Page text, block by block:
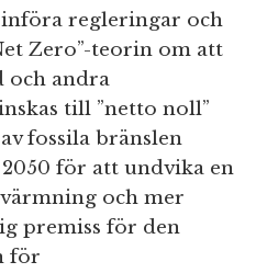
regleringar och
Zero”-teorin om att
och andra
till ”netto noll”
fossila bränslen
för att undvika en
och mer
premiss för den
för